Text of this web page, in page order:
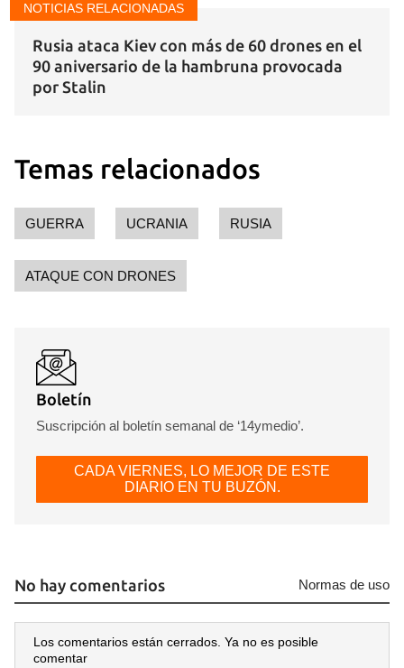
NOTICIAS RELACIONADAS
Rusia ataca Kiev con más de 60 drones en el
90 aniversario de la hambruna provocada
por Stalin
Temas relacionados
GUERRA UCRANIA RUSIA
ATAQUE CON DRONES
Boletín
Suscripción al boletín semanal de ‘14ymedio’.
CADA VIERNES, LO MEJOR DE ESTE
DIARIO EN TU BUZÓN.
No hay comentarios Normas de uso
Los comentarios están cerrados. Ya no es posible
comentar